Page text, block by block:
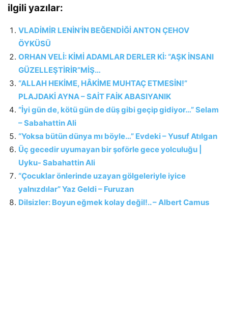
ilgili yazılar:
VLADİMİR LENİN’İN BEĞENDİĞİ ANTON ÇEHOV
ÖYKÜSÜ
ORHAN VELİ: KİMİ ADAMLAR DERLER Kİ: “AŞK İNSANI
GÜZELLEŞTİRİR”MİŞ…
“ALLAH HEKİME, HÂKİME MUHTAÇ ETMESİN!”
PLAJDAKİ AYNA – SAİT FAİK ABASIYANIK
“İyi gün de, kötü gün de düş gibi geçip gidiyor…” Selam
– Sabahattin Ali
“Yoksa bütün dünya mı böyle…” Evdeki – Yusuf Atılgan
Üç gecedir uyumayan bir şoförle gece yolculuğu |
Uyku- Sabahattin Ali
“Çocuklar önlerinde uzayan gölgeleriyle iyice
yalnızdılar” Yaz Geldi – Furuzan
Dilsizler: Boyun eğmek kolay değil!.. – Albert Camus